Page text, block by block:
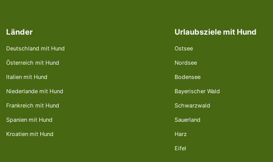
Länder
Deutschland mit Hund
Österreich mit Hund
Italien mit Hund
Niederlande mit Hund
Frankreich mit Hund
Spanien mit Hund
Kroatien mit Hund
Urlaubsziele mit Hund
Ostsee
Nordsee
Bodensee
Bayerischer Wald
Schwarzwald
Sauerland
Harz
Eifel